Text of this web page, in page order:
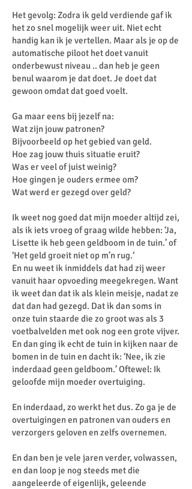
Het gevolg: Zodra ik geld verdiende gaf ik
het zo snel mogelijk weer uit. Niet echt
handig kan ik je vertellen. Maar als je op de
automatische piloot het doet vanuit
onderbewust niveau .. dan heb je geen
benul waarom je dat doet. Je doet dat
gewoon omdat dat goed voelt.
Ga maar eens bij jezelf na:
Wat zijn jouw patronen?
Bijvoorbeeld op het gebied van geld.
Hoe zag jouw thuis situatie eruit?
Was er veel of juist weinig?
Hoe gingen je ouders ermee om?
Wat werd er gezegd over geld?
Ik weet nog goed dat mijn moeder altijd zei,
als ik iets vroeg of graag wilde hebben: ‘Ja,
Lisette ik heb geen geldboom in de tuin.’ of
‘Het geld groeit niet op m’n rug.‘
En nu weet ik inmiddels dat had zij weer
vanuit haar opvoeding meegekregen. Want
ik weet dan dat ik als klein meisje, nadat ze
dat dan had gezegd. Dat ik dan soms in
onze tuin staarde die zo groot was als 3
voetbalvelden met ook nog een grote vijver.
En dan ging ik echt de tuin in kijken naar de
bomen in de tuin en dacht ik: ‘Nee, ik zie
inderdaad geen geldboom.’ Oftewel: Ik
geloofde mijn moeder overtuiging.
En inderdaad, zo werkt het dus. Zo ga je de
overtuigingen en patronen van ouders en
verzorgers geloven en zelfs overnemen.
En dan ben je vele jaren verder, volwassen,
en dan loop je nog steeds met die
aangeleerde of eigenlijk, geleende